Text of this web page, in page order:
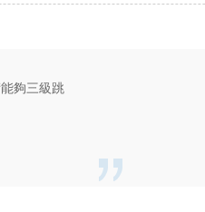
夠三級跳